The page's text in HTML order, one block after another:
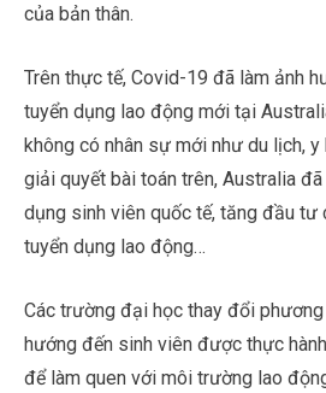
của bản thân.
Trên thực tế, Covid-19 đã làm ảnh
tuyển dụng lao động mới tại
không có nhân sự mới như du lịch,
giải quyết bài toán trên, Australia
dụng sinh viên quốc tế, tăng đầu tư
tuyển dụng lao động…
Các trường đại học thay đổi
hướng đến sinh viên được thực
để làm quen với môi trường lao